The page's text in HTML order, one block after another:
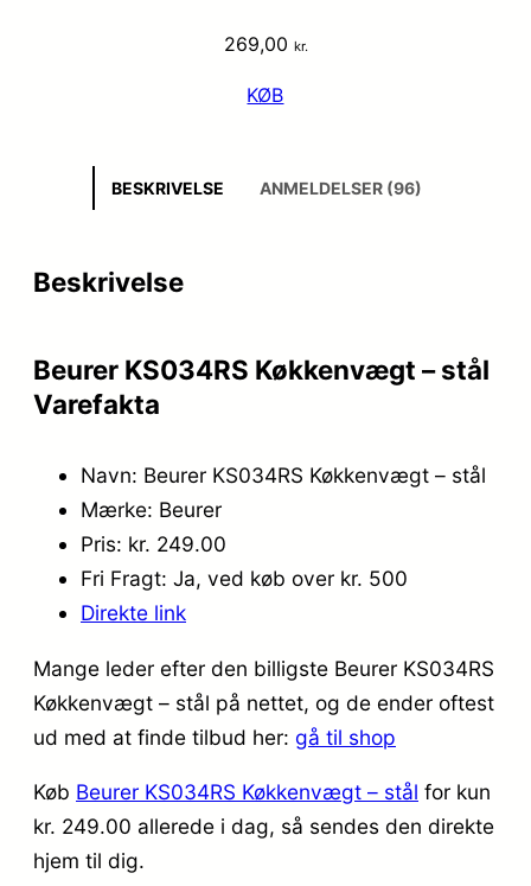
269,00 kr.
KØB
BESKRIVELSE ANMELDELSER (96)
Beskrivelse
Beurer KS034RS Køkkenvægt – stål
Varefakta
Navn: Beurer KS034RS Køkkenvægt – stål
Mærke: Beurer
Pris: kr. 249.00
Fri Fragt: Ja, ved køb over kr. 500
Direkte link
Mange leder efter den billigste Beurer KS034RS
Køkkenvægt – stål på nettet, og de ender oftest
ud med at finde tilbud her: gå til shop
Køb Beurer KS034RS Køkkenvægt – stål for kun
kr. 249.00 allerede i dag, så sendes den direkte
hjem til dig.